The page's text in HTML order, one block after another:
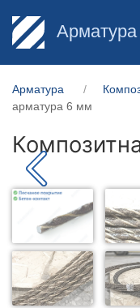
Арматура
Арматура
арматура 6 мм